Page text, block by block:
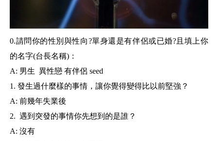
0.請問你的性別與性向?單身還是有伴侶或已婚?且填上你
的名字(台長名稱)：
A: 男生 異性戀 有伴侶 seed
1. 發生過什麼樣的事情，讓你覺得變得比以前堅強？
A: 前幾年失業後
2. 遇到突發的事情你先想到的是誰？
A: 沒有